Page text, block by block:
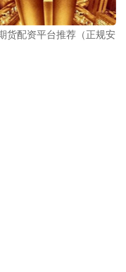
货配资平台推荐（正规安